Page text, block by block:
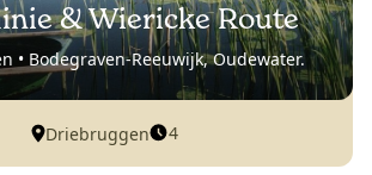
& Wiericke Route
• Bodegraven-Reeuwijk, Oudewater.
Driebruggen 4